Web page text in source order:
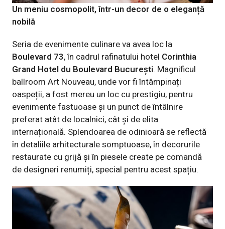
Un meniu cosmopolit, într-un decor de o eleganță
nobilă
Seria de evenimente culinare va avea loc la
Boulevard 73, în cadrul rafinatului hotel Corinthia
Grand Hotel du Boulevard București. Magnificul
ballroom Art Nouveau, unde vor fi întâmpinați
oaspeții, a fost mereu un loc cu prestigiu, pentru
evenimente fastuoase și un punct de întâlnire
preferat atât de localnici, cât și de elita
internațională. Splendoarea de odinioară se reflectă
în detaliile arhitecturale somptuoase, în decorurile
restaurate cu grijă și în piesele create pe comandă
de designeri renumiți, special pentru acest spațiu.